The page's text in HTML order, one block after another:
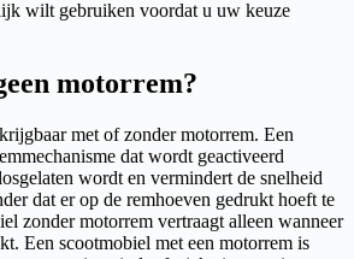
wilt gebruiken voordat u uw keuze
motorrem?
met of zonder motorrem. Een
dat wordt geactiveerd
wordt en vermindert de snelheid
dat er op de remhoeven gedrukt hoeft te
zonder motorrem vertraagt alleen wanneer
Een scootmobiel met een motorrem is